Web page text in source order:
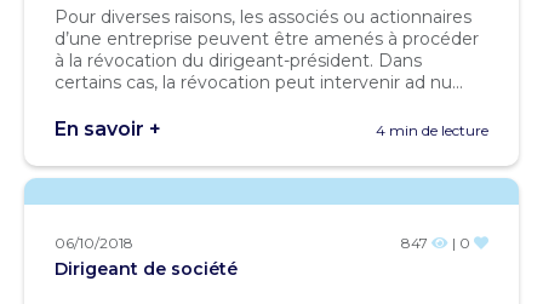
Pour diverses raisons, les associés ou actionnaires
d’une entreprise peuvent être amenés à procéder
à la révocation du dirigeant-président. Dans
certains cas, la révocation peut intervenir ad nu...
En savoir + 4 min de lecture
06/10/2018 847 | 0
Dirigeant de société